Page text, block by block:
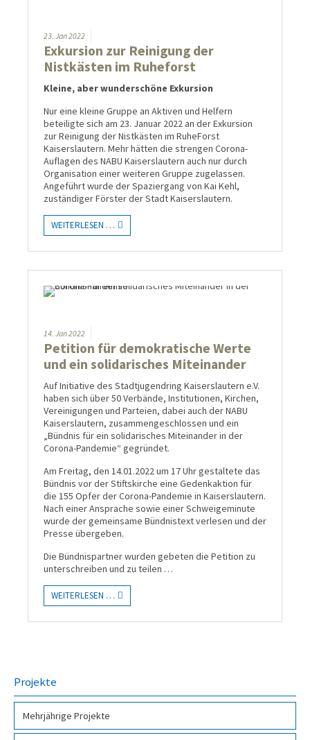
23. Jan2022
Exkursion zur Reinigung der
Nistkästen im Ruheforst
Kleine, aber wunderschöne Exkursion
Nur eine kleine Gruppe an Aktiven und Helfern
beteiligte sich am 23. Januar 2022 an der Exkursion
zur Reinigung der Nistkästen im RuheForst
Kaiserslautern. Mehr hätten die strengen Corona-
Auflagen des NABU Kaiserslautern auch nur durch
Organisation einer weiteren Gruppe zugelassen.
Angeführt wurde der Spaziergang von Kai Kehl,
zuständiger Förster der Stadt Kaiserslautern.
WEITERLESEN …
14. Jan2022
Petition für demo­kratische Werte
und ein soli­dari­sches Mit­einander
Auf Initiative des Stadt­jugend­ring Kai­sers­lautern e.V.
haben sich über 50 Ver­bände, Insti­tu­tio­nen, Kir­chen,
Ver­eini­gungen und Par­teien, dabei auch der NABU
Kaiserslautern, zu­sam­men­ge­schlos­sen und ein
„Bünd­nis für ein soli­dari­sches Mit­ein­an­der in der
Corona-Pan­demie“ ge­gründet.
Am Freitag, den 14.01.2022 um 17 Uhr ge­stal­tete das
Bünd­nis vor der Stifts­kirche eine Ge­denk­aktion für
die 155 Opfer der Corona-Pan­de­mie in Kai­sers­lau­tern.
Nach einer An­sprache sowie einer Schweige­minute
wurde der ge­mein­same Bündnis­text ver­lesen und der
Presse über­geben.
Die Bündnispartner wurden gebeten die Peti­tion zu
unter­schrei­ben und zu teilen …
WEITERLESEN …
Projekte
Mehr­jähri­ge Pro­jekte